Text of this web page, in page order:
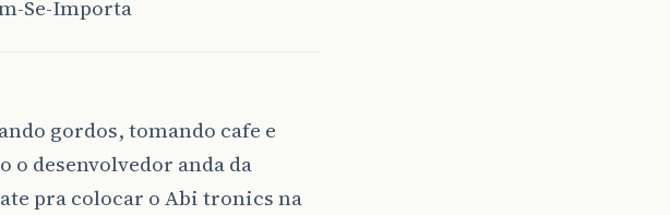
Se-Importa
gordos, tomando cafe e
o desenvolvedor anda da
pra colocar o Abi tronics na